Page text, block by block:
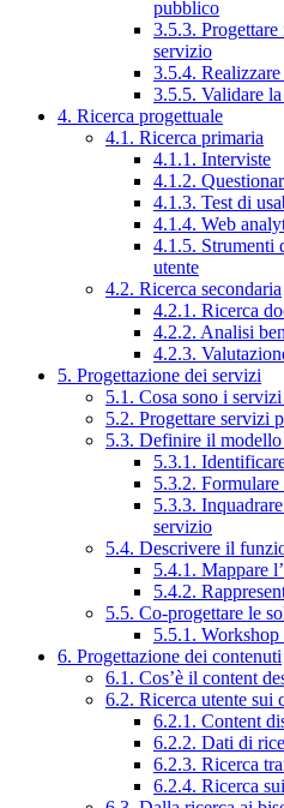
pubblico
3.5.3. Progettare
servizio
3.5.4.
3.5.5. Validare
4. Ricerca progettuale
4.1. Ricerca primaria
4.1.1. Interviste
4.1.2.
4.1.3. Test di
4.1.4. Web
4.1.5. Strumenti
utente
4.2. Ricerca secondaria
4.2.1. Ricerca
4.2.2. Analisi
4.2.3.
5. Progettazione dei servizi
5.1. Cosa sono i
5.2. Progettare servizi
5.3. Definire il
5.3.1.
5.3.2.
5.3.3.
servizio
5.4. Descrivere il
5.4.1. Mappare
5.4.2.
5.5. Co-progettare le
5.5.1.
6. Progettazione dei contenuti
6.1. Cos’è il content
6.2. Ricerca utente sui
6.2.1. Content
6.2.2. Dati di
6.2.3. Ricerca
6.2.4. Ricerca